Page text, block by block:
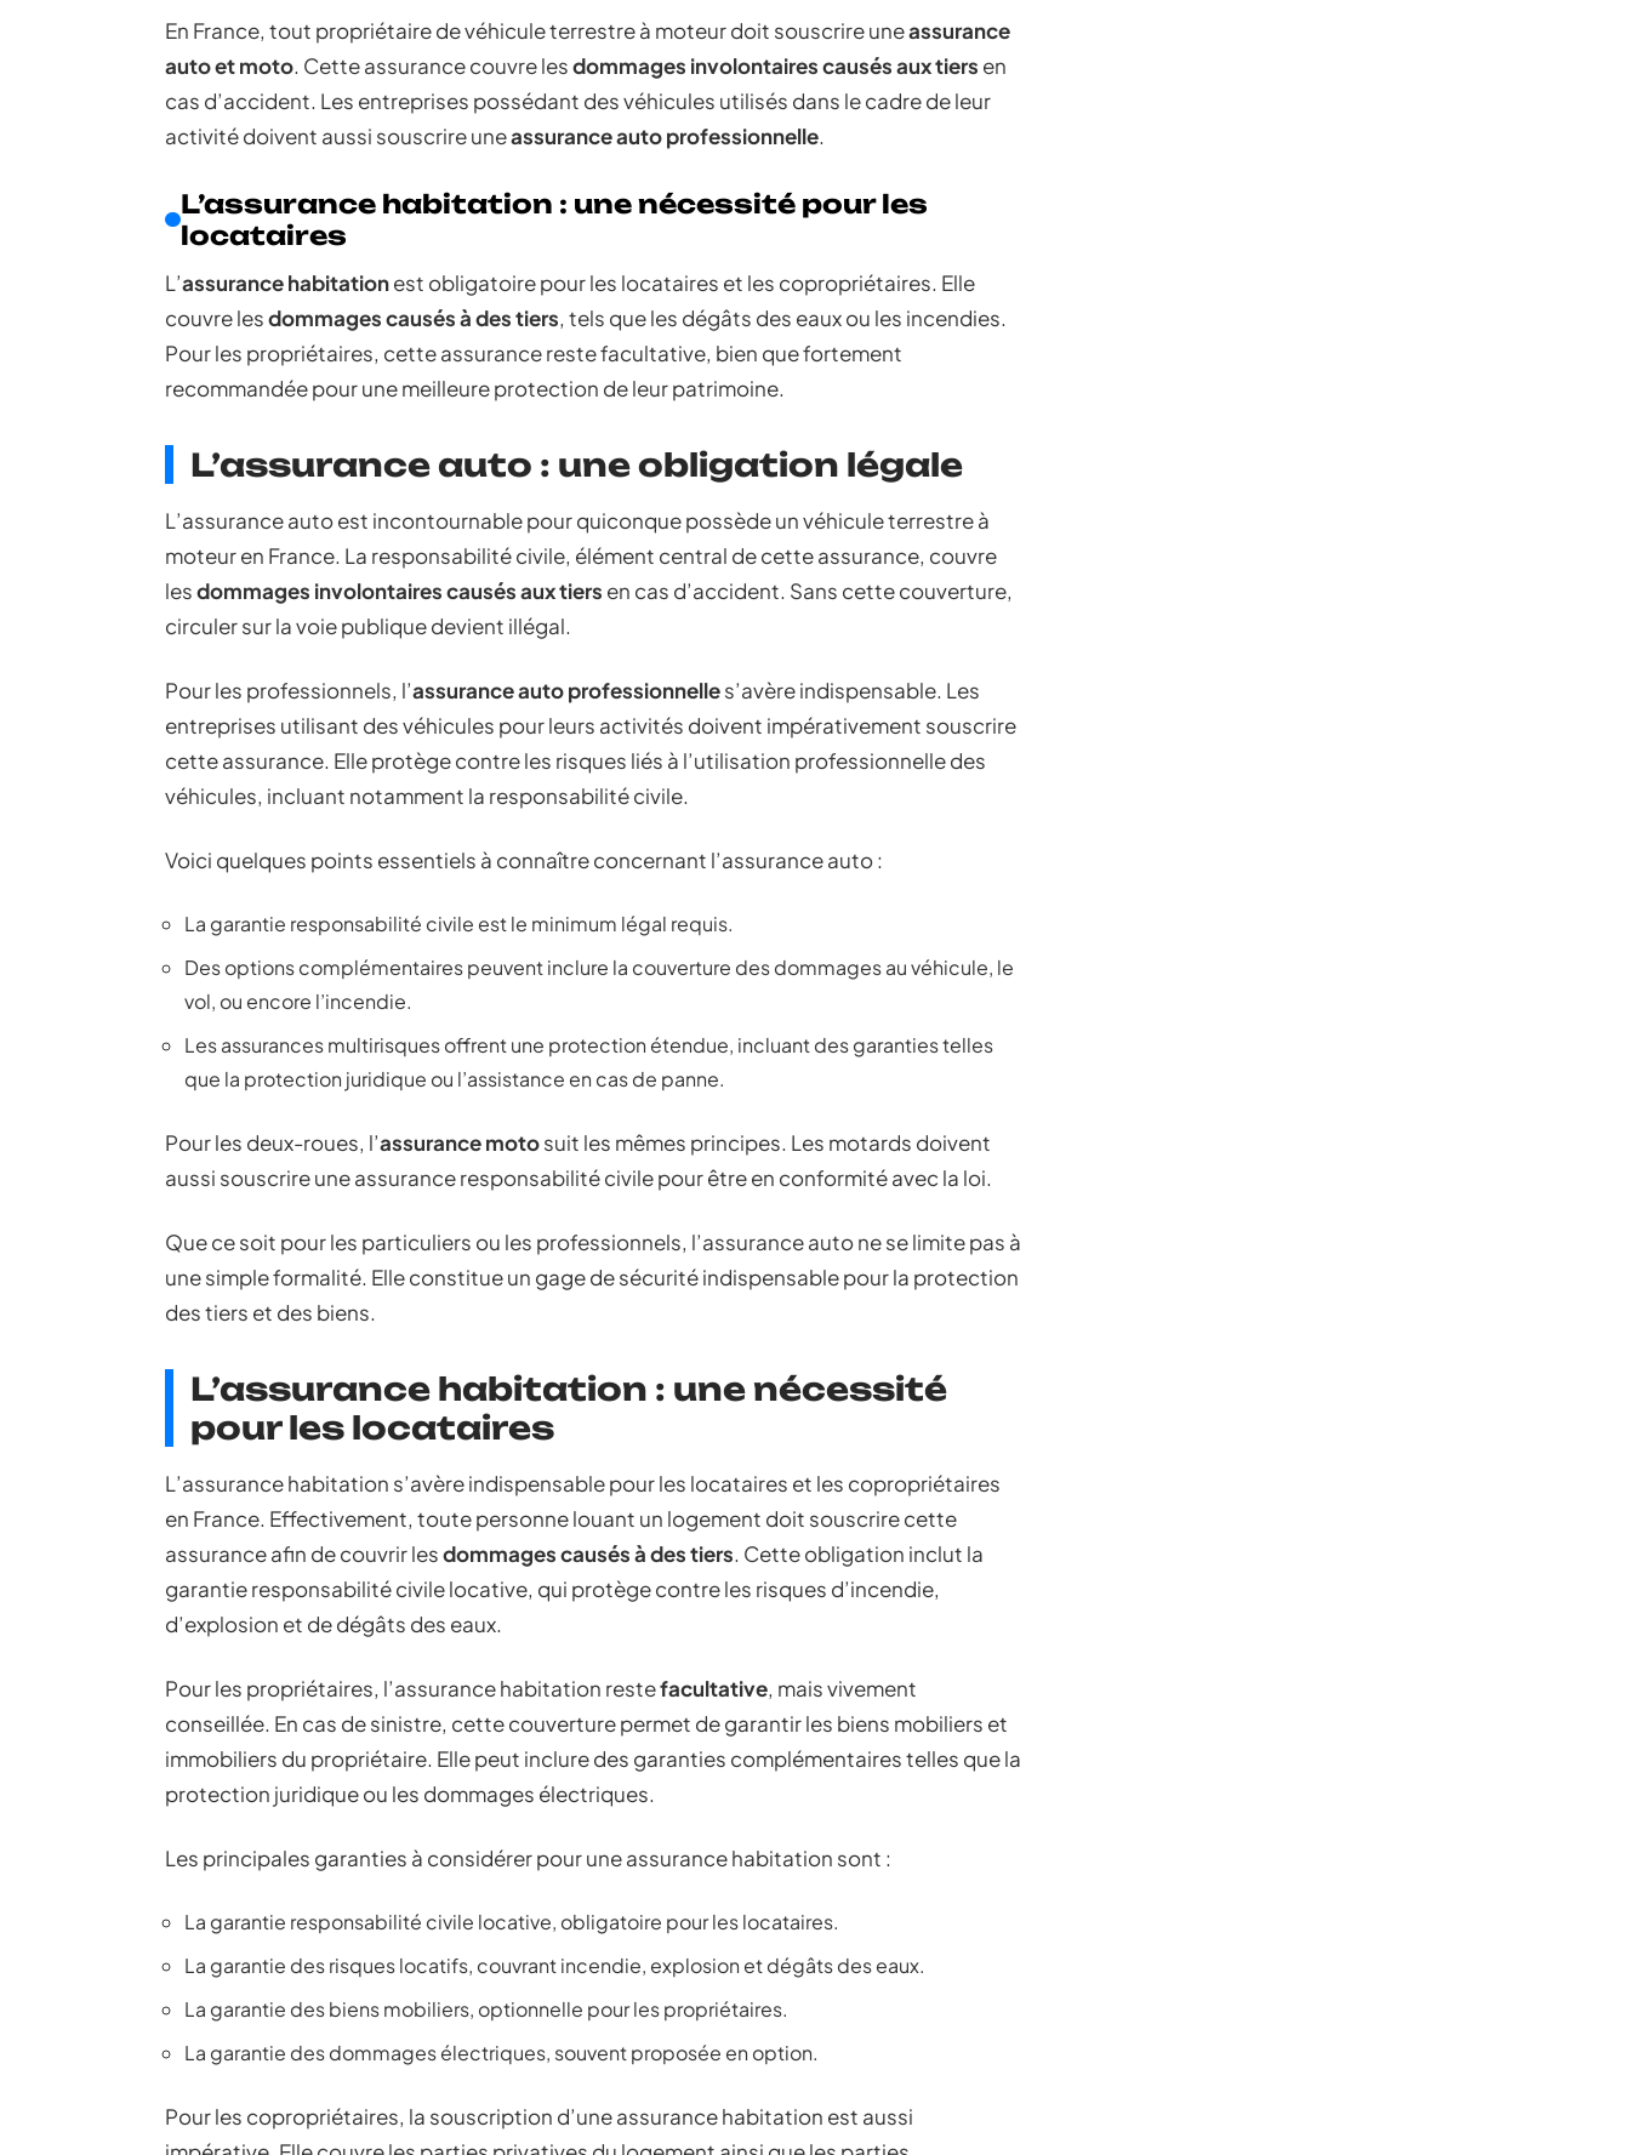
En France, tout propriétaire de véhicule terrestre à moteur doit souscrire uneassurance
auto et moto. Cette assurance couvre lesdommages involontaires causés aux tiers en
cas d’accident. Les entreprises possédant des véhicules utilisés dans le cadre de leur
activité doivent aussi souscrire uneassurance auto professionnelle.
L’assurance habitation : une nécessité pour les
locataires
L’assurance habitationest obligatoire pour les locataires et les copropriétaires. Elle
couvre lesdommages causés à des tiers, tels que les dégâts des eaux ou les incendies.
Pour les propriétaires, cette assurance reste facultative, bien que fortement
recommandée pour une meilleure protection de leur patrimoine.
L’assurance auto : une obligation légale
L’assurance auto est incontournable pour quiconque possède un véhicule terrestre à
moteur en France. La responsabilité civile, élément central de cette assurance, couvre
lesdommages involontaires causés aux tiers en cas d’accident. Sans cette couverture,
circuler sur la voie publique devient illégal.
Pour les professionnels, l’assurance auto professionnelles’avère indispensable. Les
entreprises utilisant des véhicules pour leurs activités doivent impérativement souscrire
cette assurance. Elle protège contre les risques liés à l’utilisation professionnelle des
véhicules, incluant notamment la responsabilité civile.
Voici quelques points essentiels à connaître concernant l’assurance auto :
La garantie responsabilité civile est le minimum légal requis.
Des options complémentaires peuvent inclure la couverture des dommages au véhicule, le
vol, ou encore l’incendie.
Les assurances multirisques offrent une protection étendue, incluant des garanties telles
que la protection juridique ou l’assistance en cas de panne.
Pour les deux-roues, l’assurance motosuit les mêmes principes. Les motards doivent
aussi souscrire une assurance responsabilité civile pour être en conformité avec la loi.
Que ce soit pour les particuliers ou les professionnels, l’assurance auto ne se limite pas à
une simple formalité. Elle constitue un gage de sécurité indispensable pour la protection
des tiers et des biens.
L’assurance habitation : une nécessité
pour les locataires
L’assurance habitation s’avère indispensable pour les locataires et les copropriétaires
en France. Effectivement, toute personne louant un logement doit souscrire cette
assurance afin de couvrir lesdommages causés à des tiers. Cette obligation inclut la
garantie responsabilité civile locative, qui protège contre les risques d’incendie,
d’explosion et de dégâts des eaux.
Pour les propriétaires, l’assurance habitation restefacultative, mais vivement
conseillée. En cas de sinistre, cette couverture permet de garantir les biens mobiliers et
immobiliers du propriétaire. Elle peut inclure des garanties complémentaires telles que la
protection juridique ou les dommages électriques.
Les principales garanties à considérer pour une assurance habitation sont :
La garantie responsabilité civile locative, obligatoire pour les locataires.
La garantie des risques locatifs, couvrant incendie, explosion et dégâts des eaux.
La garantie des biens mobiliers, optionnelle pour les propriétaires.
La garantie des dommages électriques, souvent proposée en option.
Pour les copropriétaires, la souscription d’une assurance habitation est aussi